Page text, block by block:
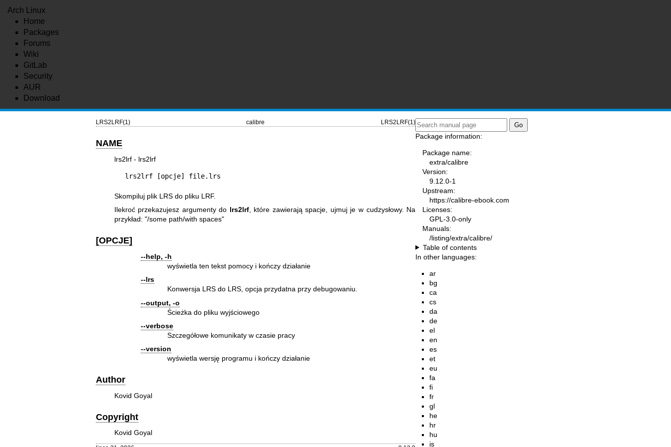
Arch Linux
Home
Packages
Forums
Wiki
GitLab
Security
AUR
Download
LRS2LRF(1) calibre LRS2LRF(1)
NAME
lrs2lrf - lrs2lrf
lrs2lrf [opcje] file.lrs
Skompiluj plik LRS do pliku LRF.
Ilekroć przekazujesz argumenty do lrs2lrf, które zawierają spacje, ujmuj je w cudzysłowy. Na
przykład: "/some path/with spaces"
[OPCJE]
--help, -h
wyświetla ten tekst pomocy i kończy działanie
--lrs
Konwersja LRS do LRS, opcja przydatna przy debugowaniu.
--output, -o
Ścieżka do pliku wyjściowego
--verbose
Szczegółowe komunikaty w czasie pracy
--version
wyświetla wersję programu i kończy działanie
Author
Kovid Goyal
Copyright
Kovid Goyal
Package information:
Package name:
extra/calibre
Version:
9.12.0-1
Upstream:
https://calibre-ebook.com
Licenses:
GPL-3.0-only
Manuals:
/listing/extra/calibre/
Table of contents
In other languages:
ar
bg
ca
cs
da
de
el
en
es
et
eu
fa
fi
fr
gl
he
hr
hu
is